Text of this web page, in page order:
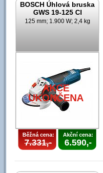
BOSCH Úhlová bruska
GWS 19-125 CI
125 mm; 1.900 W; 2,4 kg
AKCE
UKONČENA
Běžná cena:
7.331,-
Akční cena:
6.590,-